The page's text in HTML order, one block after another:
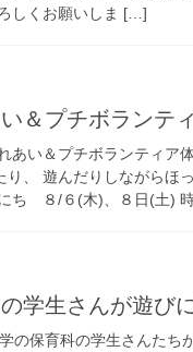
しくお願いしま […]
＆プチボランテ
あい＆プチボランティア
り、 遊んだりしながらほ
ち ８/６(木)、８日(土)
学生さんが遊び
の保育科の学生さんたち